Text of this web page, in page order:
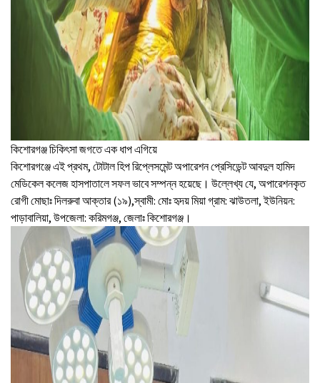
কিশোরগঞ্জ চিকিৎসা জগতে এক ধাপ এগিয়ে
কিশোরগঞ্জে এই প্রথম, টোটাল হিপ রিপ্লেসমেন্ট অপারেশন প্রেসিডেন্ট আবদুল হামিদ
মেডিকেল কলেজ হাসপাতালে সফল ভাবে সম্পন্ন হয়েছে। উল্লেখ্য যে, অপারেশনকৃত
রোগী মোছাঃ দিলরুবা আক্তার (১৯),স্বামী: মোঃ হৃদয় মিয়া গ্রাম: ঝাউতলা, ইউনিয়ন:
পাড়াবালিয়া, উপজেলা: করিমগঞ্জ, জেলাঃ কিশোরগঞ্জ।